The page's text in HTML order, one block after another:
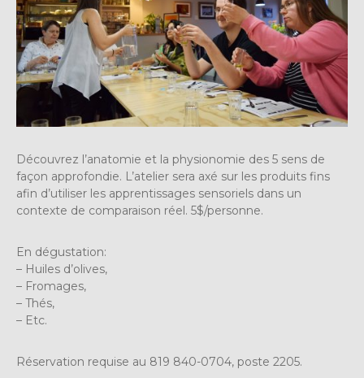
Découvrez l’anatomie et la physionomie des 5 sens de
façon approfondie. L’atelier sera axé sur les produits fins
afin d’utiliser les apprentissages sensoriels dans un
contexte de comparaison réel. 5$/personne.
En dégustation:
– Huiles d’olives,
– Fromages,
– Thés,
– Etc.
Réservation requise au 819 840-0704, poste 2205.